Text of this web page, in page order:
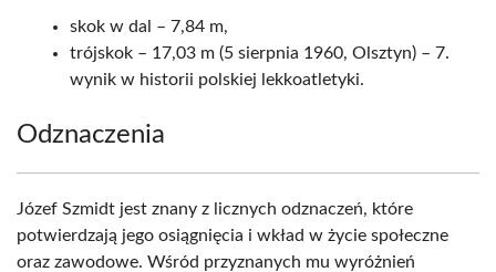
skok w dal – 7,84 m,
trójskok – 17,03 m (5 sierpnia 1960, Olsztyn) – 7.
wynik w historii polskiej lekkoatletyki.
Odznaczenia
Józef Szmidt jest znany z licznych odznaczeń, które
potwierdzają jego osiągnięcia i wkład w życie społeczne
oraz zawodowe. Wśród przyznanych mu wyróżnień